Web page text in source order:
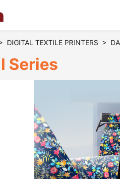
DIGITAL TEXTILE PRINTERS >
Series